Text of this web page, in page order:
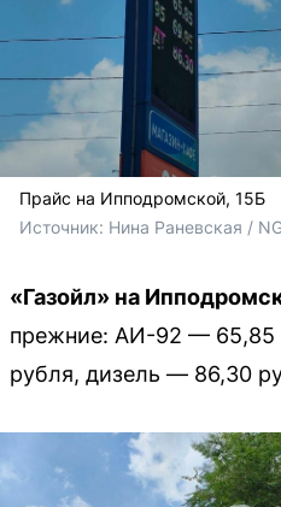
Прайс на Ипподромской, 15Б
Источник: Нина Раневская /
«Газойл» на
прежние: АИ-92 —
рубля, дизель — 86,30